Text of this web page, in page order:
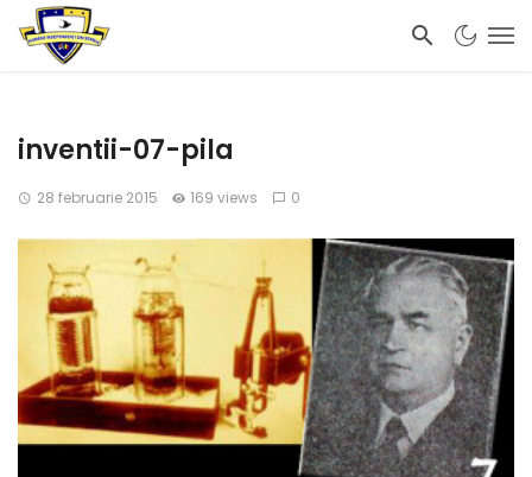
inventii-07-pila
28 februarie 2015 169 views 0